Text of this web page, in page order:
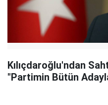
Kılıçdaroğlu'ndan
"Partimin Bütün